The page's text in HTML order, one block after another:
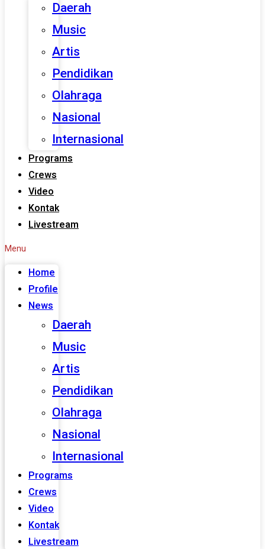
Daerah
Music
Artis
Pendidikan
Olahraga
Nasional
Internasional
Programs
Crews
Video
Kontak
Livestream
Menu
Home
Profile
News
Daerah
Music
Artis
Pendidikan
Olahraga
Nasional
Internasional
Programs
Crews
Video
Kontak
Livestream